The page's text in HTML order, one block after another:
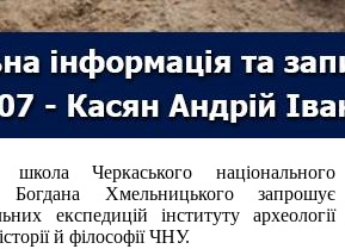
школа Черкаського національного
Богдана Хмельницького запрошує
експедицій інституту археології
й філософії ЧНУ.